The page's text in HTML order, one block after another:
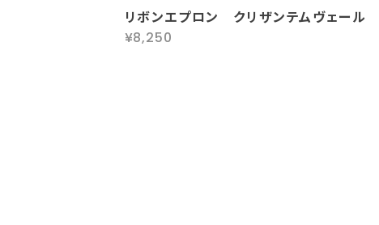
リボンエプロン クリザンテムヴェール
¥8,250